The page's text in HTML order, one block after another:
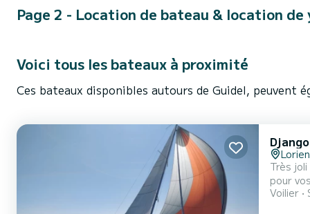
Page 2 - Location de bateau & location
Voici tous les bateaux à proximité
Ces bateaux disponibles autours de Guidel, peuvent
Très
pour vos
CAUTION
Voilier